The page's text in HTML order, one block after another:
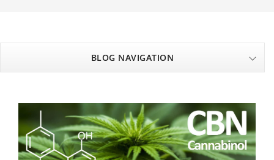
BLOG NAVIGATION